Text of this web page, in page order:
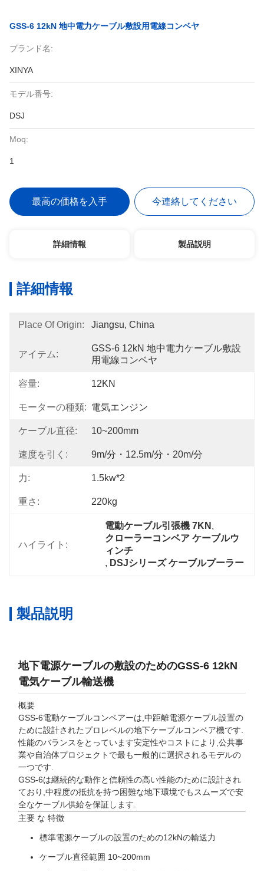
GSS-6 12kN 地中電力ケーブル敷設用電線コンベヤ
ブランド名:
XINYA
モデル番号:
DSJ
Moq:
1
最高の価格を入手 今連絡してください
詳細情報 製品説明
詳細情報
Place Of Origin: Jiangsu, China
アイテム:
GSS-6 12kN 地中電力ケーブル敷設
用電線コンベヤ
容量: 12KN
モーターの種類: 電気エンジン
ケーブル直径: 10~200mm
速度を引く: 9m/分・12.5m/分・20m/分
力: 1.5kw*2
重さ: 220kg
ハイライト:
電動ケーブル引張機 7KN ,
クローラーコンベア ケーブルウ
ィンチ
, DSJシリーズ ケーブルプーラー
製品説明
地下電源ケーブルの敷設のためのGSS-6 12kN
電気ケーブル輸送機
概要
GSS-6電動ケーブルコンベアーは,中距離電源ケーブル設置の
ために設計されたプロレベルの地下ケーブルコンベア機です.
性能のバランスをとっています安定性やコストにより,公共事
業や自治体プロジェクトで最も一般的に選択されるモデルの
一つです.
GSS-6は継続的な動作と信頼性の高い性能のために設計され
ており,中程度の抵抗を持つ困難な地下環境でもスムーズで安
全なケーブル供給を保証します.
主要 な 特徴
標準電源ケーブルの設置のための12kNの輸送力
ケーブル直径範囲 10~200mm